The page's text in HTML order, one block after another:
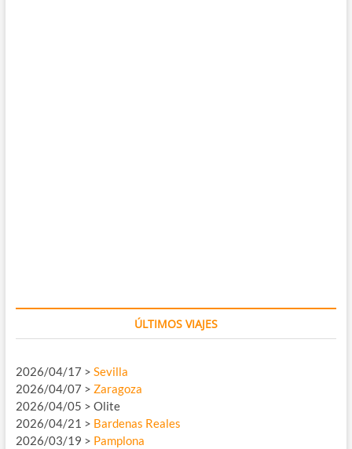
ÚLTIMOS VIAJES
2026/04/17 > Sevilla
2026/04/07 > Zaragoza
2026/04/05 > Olite
2026/04/21 > Bardenas Reales
2026/03/19 > Pamplona